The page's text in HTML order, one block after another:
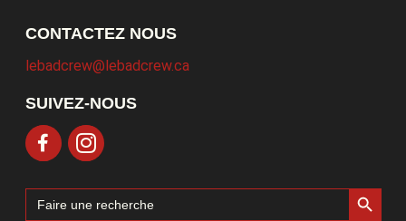
CONTACTEZ NOUS
lebadcrew@lebadcrew.ca
SUIVEZ-NOUS
Search
for:
Search Button